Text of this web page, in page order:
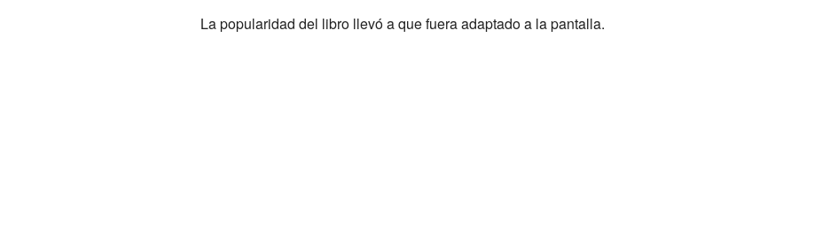
La popularidad del libro llevó a que fuera adaptado a la pantalla.